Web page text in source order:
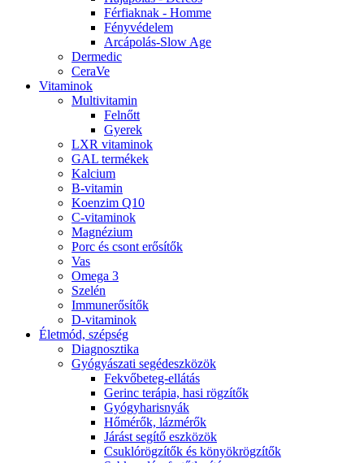
Férfiaknak - Homme
Fényvédelem
Arcápolás-Slow Age
Dermedic
CeraVe
Vitaminok
Multivitamin
Felnőtt
Gyerek
LXR vitaminok
GAL termékek
Kalcium
B-vitamin
Koenzim Q10
C-vitaminok
Magnézium
Porc és csont erősítők
Vas
Omega 3
Szelén
Immunerősítők
D-vitaminok
Életmód, szépség
Diagnosztika
Gyógyászati segédeszközök
Fekvőbeteg-ellátás
Gerinc terápia, hasi rögzítők
Gyógyharisnyák
Hőmérők, lázmérők
Járást segítő eszközök
Csuklórögzítők és könyökrögzítők